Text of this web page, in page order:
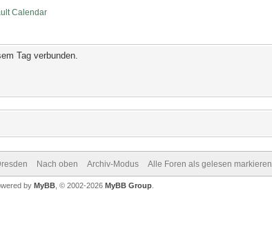
Calendar
Tag verbunden.
Nach oben Archiv-Modus Alle Foren als gelesen markieren
by MyBB, © 2002-2026 MyBB Group.